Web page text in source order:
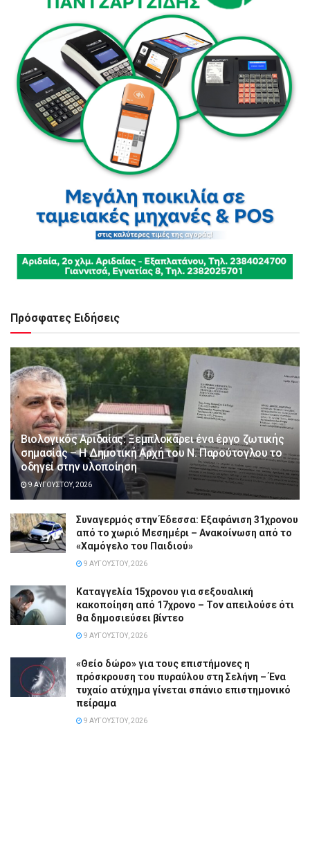
Πρόσφατες Ειδήσεις
Βιολογικός Αριδαίας: Ξεμπλοκάρει ένα έργο ζωτικής
σημασίας – Η Δημοτική Αρχή του Ν. Παρούτογλου το
οδηγεί στην υλοποίηση
9 ΑΥΓΟΎΣΤΟΥ, 2026
Συναγερμός στην Έδεσσα: Εξαφάνιση 31χρονου
από το χωριό Μεσημέρι – Ανακοίνωση από το
«Χαμόγελο του Παιδιού»
9 ΑΥΓΟΎΣΤΟΥ, 2026
Καταγγελία 15χρονου για σεξουαλική
κακοποίηση από 17χρονο – Τον απειλούσε ότι
θα δημοσιεύσει βίντεο
9 ΑΥΓΟΎΣΤΟΥ, 2026
«Θείο δώρο» για τους επιστήμονες η
πρόσκρουση του πυραύλου στη Σελήνη – Ένα
τυχαίο ατύχημα γίνεται σπάνιο επιστημονικό
πείραμα
9 ΑΥΓΟΎΣΤΟΥ, 2026